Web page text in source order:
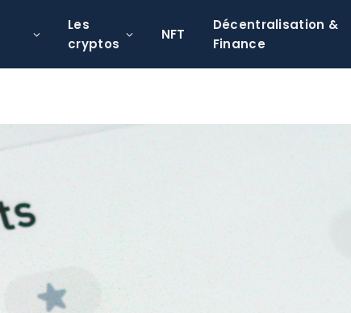
Les
cryptos
NFT
Décentralisation &
Finance